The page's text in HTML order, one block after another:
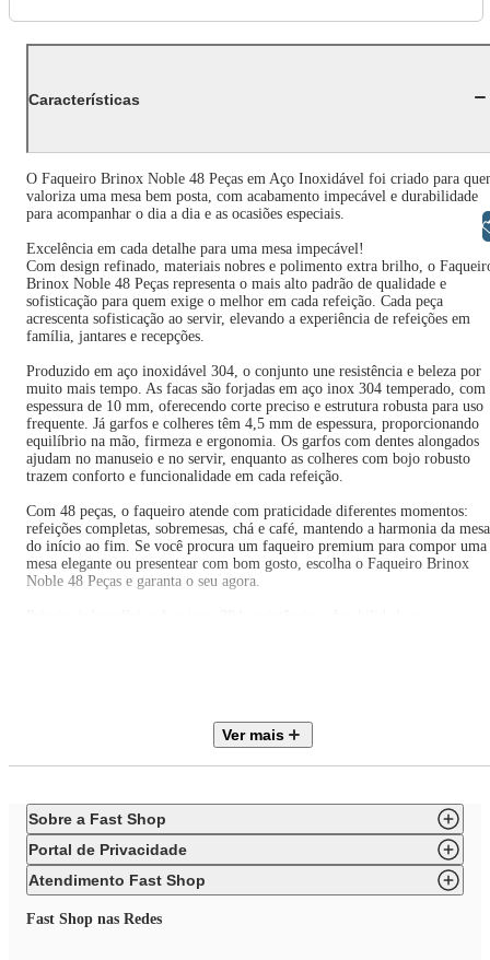
Características
O Faqueiro Brinox Noble 48 Peças em Aço Inoxidável foi criado para
valoriza uma mesa bem posta, com acabamento impecável e durabilidade
para acompanhar o dia a dia e as ocasiões especiais.
Excelência em cada detalhe para uma mesa impecável!
Com design refinado, materiais nobres e polimento extra brilho, o
Brinox Noble 48 Peças representa o mais alto padrão de qualidade e
sofisticação para quem exige o melhor em cada refeição. Cada peça
acrescenta sofisticação ao servir, elevando a experiência de refeições em
família, jantares e recepções.
Produzido em aço inoxidável 304, o conjunto une resistência e beleza por
muito mais tempo. As facas são forjadas em aço inox 304 temperado, com
espessura de 10 mm, oferecendo corte preciso e estrutura robusta para uso
frequente. Já garfos e colheres têm 4,5 mm de espessura, proporcionando
equilíbrio na mão, firmeza e ergonomia. Os garfos com dentes alongados
ajudam no manuseio e no servir, enquanto as colheres com bojo robusto
trazem conforto e funcionalidade em cada refeição.
Com 48 peças, o faqueiro atende com praticidade diferentes momentos:
refeições completas, sobremesas, chá e café, mantendo a harmonia da mesa
do início ao fim. Se você procura um faqueiro premium para compor uma
mesa elegante ou presentear com bom gosto, escolha o Faqueiro Brinox
Noble 48 Peças e garanta o seu agora.
Especificações:Linha: Brinox NobleMaterial: aço inoxidável
mesa06 facas de sobremesa06 garfos de sobremesa06 colheres de
sobremesa06 colheres de chá06 colheres de café
Para transformar sua mesa com elegância e desempenho em cada detalhe,
escolha o Faqueiro Brinox Noble 48 Peças e compre agora.
Ver mais
Sobre a Fast Shop
Portal de Privacidade
Atendimento Fast Shop
Fast Shop nas Redes